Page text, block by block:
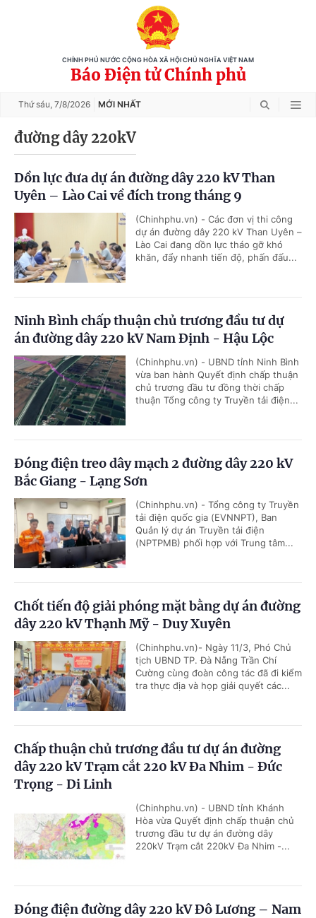
CHÍNH PHỦ NƯỚC CỘNG HÒA XÃ HỘI CHỦ NGHĨA VIỆT NAM
Báo Điện tử Chính phủ
Thứ sáu, 7/8/2026 MỚI NHẤT
đường dây 220kV
Dồn lực đưa dự án đường dây 220 kV Than
Uyên – Lào Cai về đích trong tháng 9
(Chinhphu.vn) - Các đơn vị thi công
dự án đường dây 220 kV Than Uyên –
Lào Cai đang dồn lực tháo gỡ khó
khăn, đẩy nhanh tiến độ, phấn đấu...
Ninh Bình chấp thuận chủ trương đầu tư dự
án đường dây 220 kV Nam Định - Hậu Lộc
(Chinhphu.vn) - UBND tỉnh Ninh Bình
vừa ban hành Quyết định chấp thuận
chủ trương đầu tư đồng thời chấp
thuận Tổng công ty Truyền tải điện...
Đóng điện treo dây mạch 2 đường dây 220 kV
Bắc Giang - Lạng Sơn
(Chinhphu.vn) - Tổng công ty Truyền
tải điện quốc gia (EVNNPT), Ban
Quản lý dự án Truyền tải điện
(NPTPMB) phối hợp với Trung tâm...
Chốt tiến độ giải phóng mặt bằng dự án đường
dây 220 kV Thạnh Mỹ - Duy Xuyên
(Chinhphu.vn)- Ngày 11/3, Phó Chủ
tịch UBND TP. Đà Nẵng Trần Chí
Cường cùng đoàn công tác đã đi kiểm
tra thực địa và họp giải quyết các...
Chấp thuận chủ trương đầu tư dự án đường
dây 220 kV Trạm cắt 220 kV Đa Nhim - Đức
Trọng - Di Linh
(Chinhphu.vn) - UBND tỉnh Khánh
Hòa vừa Quyết định chấp thuận chủ
trương đầu tư dự án đường dây
220kV Trạm cắt 220kV Đa Nhim -...
Đóng điện đường dây 220 kV Đô Lương – Nam